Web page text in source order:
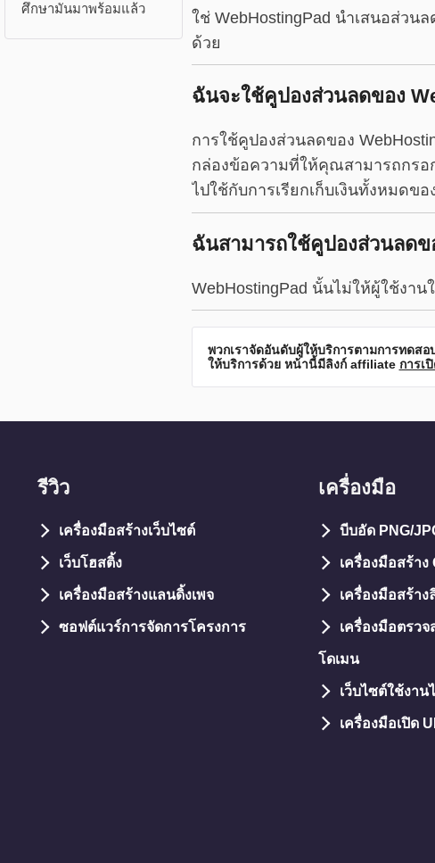
ศึกษามันมาพร้อมแล้ว
ใช่ WebHostingPad นำเสนอส่วน
ด้วย
ฉันจะใช้คูปองส่วนลดของ
การใช้คูปองส่วนลดของ
กล่องข้อความที่ให้คุณสามารถกรอ
ไปใช้กับการเรียกเก็บเงินทั้งหมดข
ฉันสามารถใช้คูปองส่วนลดข
WebHostingPad นั้นไม่ให้ผู้ใช้งา
พวกเราจัดอันดับผู้ให้บริการตามการทดส
ให้บริการด้วย หน้านี้มีลิงก์ affiliate การเ
รีวิว
เครื่องมือสร้างเว็บไซต์
เว็บโฮสติ้ง
เครื่องมือสร้างแลนดิ้งเพจ
ซอฟต์แวร์การจัดการโครงการ
เครื่องมือ
บีบอัด PNG/
เครื่องมือสร้าง
เครื่องมือสร้า
เครื่องมือตรว
โดเมน
เว็บไซต์ใช้งาน
เครื่องมือเปิด